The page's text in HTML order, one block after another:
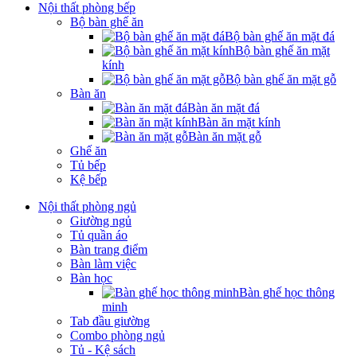
Nội thất phòng bếp
Bộ bàn ghế ăn
Bộ bàn ghế ăn mặt đá
Bộ bàn ghế ăn mặt
kính
Bộ bàn ghế ăn mặt gỗ
Bàn ăn
Bàn ăn mặt đá
Bàn ăn mặt kính
Bàn ăn mặt gỗ
Ghế ăn
Tủ bếp
Kệ bếp
Nội thất phòng ngủ
Giường ngủ
Tủ quần áo
Bàn trang điểm
Bàn làm việc
Bàn học
Bàn ghế học thông
minh
Tab đầu giường
Combo phòng ngủ
Tủ - Kệ sách